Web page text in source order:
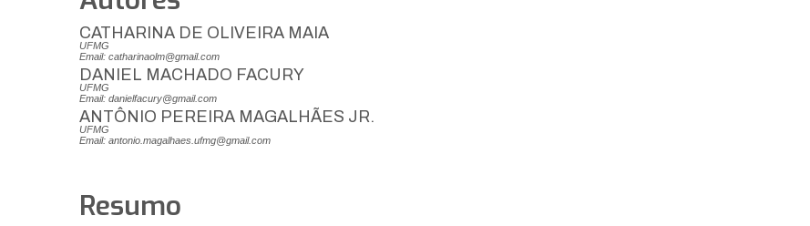
CATHARINA DE OLIVEIRA MAIA
UFMG
Email: catharinaolm@gmail.com
DANIEL MACHADO FACURY
UFMG
Email: danielfacury@gmail.com
ANTÔNIO PEREIRA MAGALHÃES JR.
UFMG
Email: antonio.magalhaes.ufmg@gmail.com
Resumo